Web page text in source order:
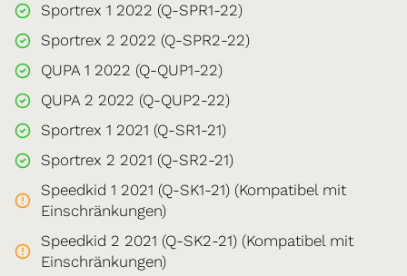
Sportrex 1 2022 (Q-SPR1-22)
Sportrex 2 2022 (Q-SPR2-22)
QUPA 1 2022 (Q-QUP1-22)
QUPA 2 2022 (Q-QUP2-22)
Sportrex 1 2021 (Q-SR1-21)
Sportrex 2 2021 (Q-SR2-21)
Speedkid 1 2021 (Q-SK1-21) (Kompatibel mit
Einschränkungen)
Speedkid 2 2021 (Q-SK2-21) (Kompatibel mit
Einschränkungen)